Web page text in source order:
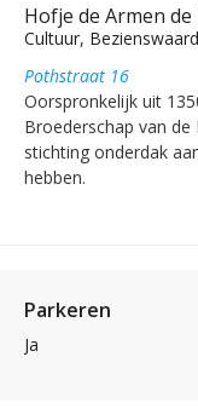
Hofje de Armen de
Cultuur,
Pothstraat 16
Oorspronkelijk uit
Broederschap van de
stichting onderdak
hebben.
Parkeren
Ja